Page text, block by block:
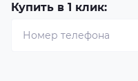
Купить в 1 клик: